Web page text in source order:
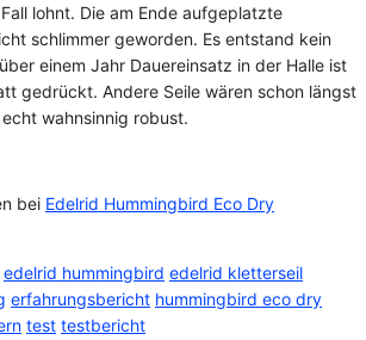
lohnt. Die am Ende aufgeplatzte
schlimmer geworden. Es entstand kein
einem Jahr Dauereinsatz in der Halle ist
gedrückt. Andere Seile wären schon längst
wahnsinnig robust.
bei Edelrid Hummingbird Eco Dry
edelrid hummingbird edelrid kletterseil
erfahrungsbericht hummingbird eco dry
test testbericht